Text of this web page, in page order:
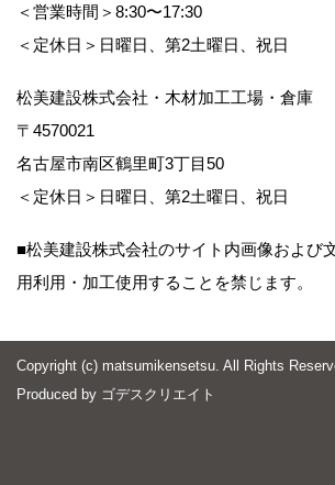
＜営業時間＞8:30〜17:30
＜定休日＞日曜日、第2土曜日、祝日
松美建設株式会社・木材加工工場・倉庫
〒4570021
名古屋市南区鶴里町3丁目50
＜定休日＞日曜日、第2土曜日、祝日
■松美建設株式会社のサイト内画像および
用利用・加工使用することを禁じます。
Copyright (c) matsumikensetsu. All Rights
Produced by ゴデスクリエイト